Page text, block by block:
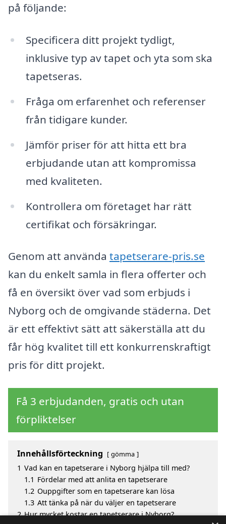
på följande:
Specificera ditt projekt tydligt,
inklusive typ av tapet och yta som ska
tapetseras.
Fråga om erfarenhet och referenser
från tidigare kunder.
Jämför priser för att hitta ett bra
erbjudande utan att kompromissa
med kvaliteten.
Kontrollera om företaget har rätt
certifikat och försäkringar.
Genom att använda tapetserare-pris.se
kan du enkelt samla in flera offerter och
få en översikt över vad som erbjuds i
Nyborg och de omgivande städerna. Det
är ett effektivt sätt att säkerställa att du
får hög kvalitet till ett konkurrenskraftigt
pris för ditt projekt.
Få 3 erbjudanden, gratis och utan
förpliktelser
Innehållsförteckning gömma
1 Vad kan en tapetserare i Nyborg hjälpa till med?
1.1 Fördelar med att anlita en tapetserare
1.2 Ouppgifter som en tapetserare kan lösa
1.3 Att tänka på när du väljer en tapetserare
2 Hur mycket kostar en tapetserare i Nyborg?